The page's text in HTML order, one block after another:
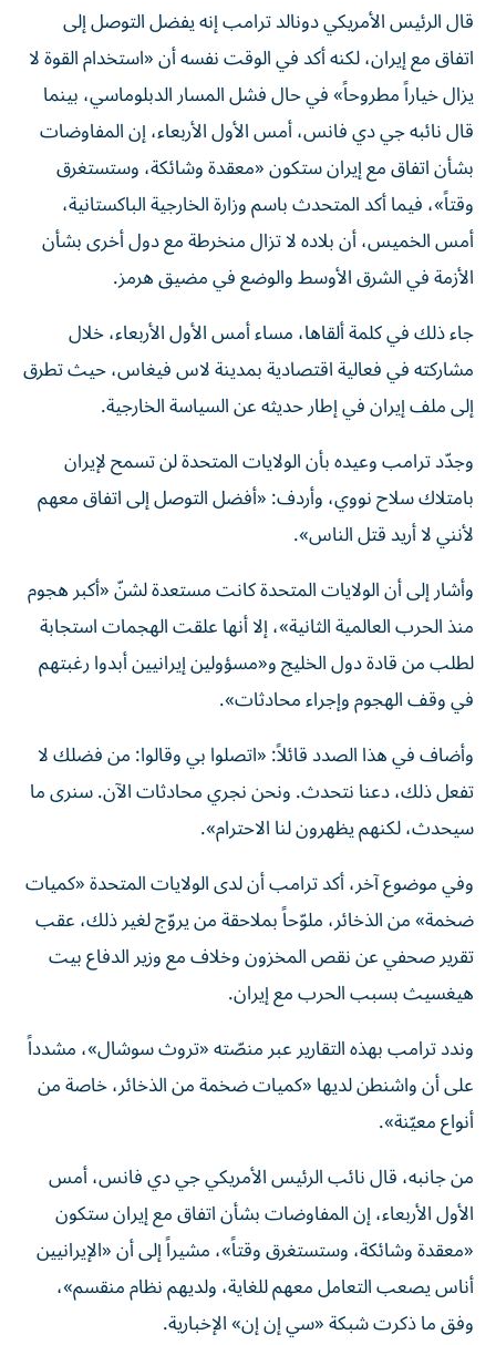
قال الرئيس الأمريكي دونالد ترامب إنه يفضل التوصل إلى
اتفاق مع إيران، لكنه أكد في الوقت نفسه أن «استخدام القوة لا
يزال خياراً مطروحاً» في حال فشل المسار الدبلوماسي، بينما
قال نائبه جي دي فانس، أمس الأول الأربعاء، إن المفاوضات
بشأن اتفاق مع إيران ستكون «معقدة وشائكة، وستستغرق
وقتاً»، فيما أكد المتحدث باسم وزارة الخارجية الباكستانية،
أمس الخميس، أن بلاده لا تزال منخرطة مع دول أخرى بشأن
الأزمة في الشرق الأوسط والوضع في مضيق هرمز.
جاء ذلك في كلمة ألقاها، مساء أمس الأول الأربعاء، خلال
مشاركته في فعالية اقتصادية بمدينة لاس فيغاس، حيث تطرق
إلى ملف إيران في إطار حديثه عن السياسة الخارجية.
وجدّد ترامب وعيده بأن الولايات المتحدة لن تسمح لإيران
بامتلاك سلاح نووي، وأردف: «أفضل التوصل إلى اتفاق معهم
لأنني لا أريد قتل الناس».
وأشار إلى أن الولايات المتحدة كانت مستعدة لشنّ «أكبر هجوم
منذ الحرب العالمية الثانية»، إلا أنها علقت الهجمات استجابة
لطلب من قادة دول الخليج و«مسؤولين إيرانيين أبدوا رغبتهم
في وقف الهجوم وإجراء محادثات».
وأضاف في هذا الصدد قائلاً: «اتصلوا بي وقالوا: من فضلك لا
تفعل ذلك، دعنا نتحدث. ونحن نجري محادثات الآن. سنرى ما
سيحدث، لكنهم يظهرون لنا الاحترام».
وفي موضوع آخر، أكد ترامب أن لدى الولايات المتحدة «كميات
ضخمة» من الذخائر، ملوّحاً بملاحقة من يروّج لغير ذلك، عقب
تقرير صحفي عن نقص المخزون وخلاف مع وزير الدفاع بيت
هيغسيث بسبب الحرب مع إيران.
وندد ترامب بهذه التقارير عبر منصّته «تروث سوشال»، مشدداً
على أن واشنطن لديها «كميات ضخمة من الذخائر، خاصة من
أنواع معيّنة».
من جانبه، قال نائب الرئيس الأمريكي جي دي فانس، أمس
الأول الأربعاء، إن المفاوضات بشأن اتفاق مع إيران ستكون
«معقدة وشائكة، وستستغرق وقتاً»، مشيراً إلى أن «الإيرانيين
أناس يصعب التعامل معهم للغاية، ولديهم نظام منقسم»،
وفق ما ذكرت شبكة «سي إن إن» الإخبارية.